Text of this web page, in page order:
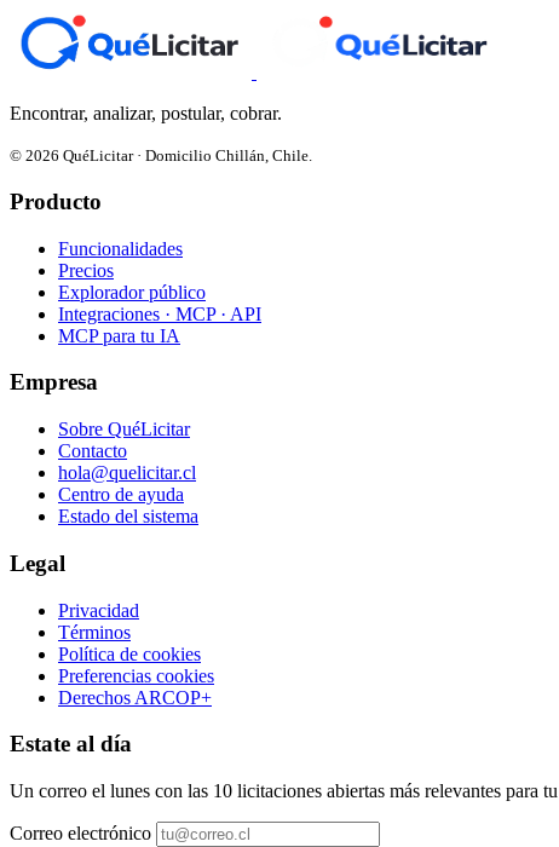
Encontrar, analizar, postular, cobrar.
© 2026 QuéLicitar · Domicilio Chillán, Chile.
Producto
Funcionalidades
Precios
Explorador público
Integraciones · MCP · API
MCP para tu IA
Empresa
Sobre QuéLicitar
Contacto
hola@quelicitar.cl
Centro de ayuda
Estado del sistema
Legal
Privacidad
Términos
Política de cookies
Preferencias cookies
Derechos ARCOP+
Estate al día
Un correo el lunes con las 10 licitaciones abiertas más relevantes para
Correo electrónico